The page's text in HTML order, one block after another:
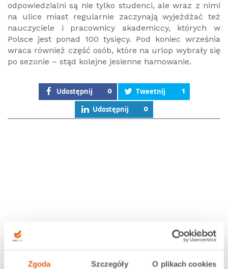
Zgoda Szczegóły O plikach cookies
odpowiedzialni są nie tylko studenci, ale wraz z nimi
na ulice miast regularnie zaczynają wyjeżdżać też
nauczyciele i pracownicy akademiccy, których w
Polsce jest ponad 100 tysięcy. Pod koniec września
wraca również część osób, które na urlop wybrały się
po sezonie – stąd kolejne jesienne hamowanie.
Udostępnij 0 Tweetnij 1
Udostępnij 0